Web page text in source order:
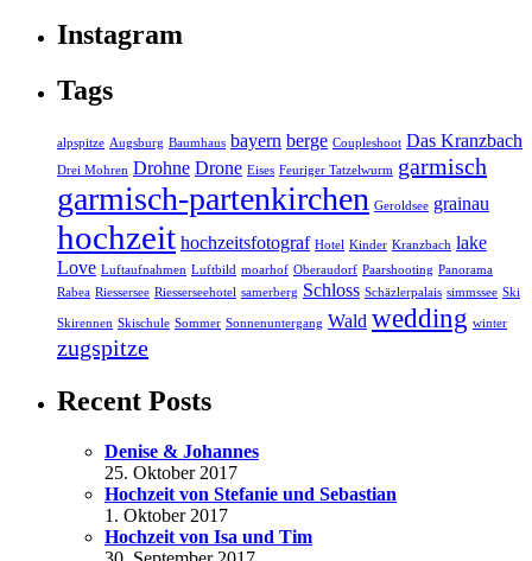
Instagram
Tags
alpspitze Augsburg Baumhaus bayern berge Coupleshoot Das Kranzbach
Drei Mohren Drohne Drone Eises Feuriger Tatzelwurm garmisch
garmisch-partenkirchen Geroldsee grainau
hochzeit hochzeitsfotograf Hotel Kinder Kranzbach lake
Love Luftaufnahmen Luftbild moarhof Oberaudorf Paarshooting Panorama
Rabea Riessersee Riesserseehotel samerberg Schloss Schäzlerpalais simmssee Ski
Skirennen Skischule Sommer Sonnenuntergang Wald wedding winter
zugspitze
Recent Posts
Denise & Johannes
25. Oktober 2017
Hochzeit von Stefanie und Sebastian
1. Oktober 2017
Hochzeit von Isa und Tim